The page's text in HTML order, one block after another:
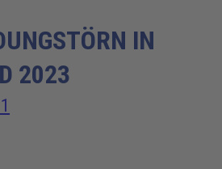
IN
2023